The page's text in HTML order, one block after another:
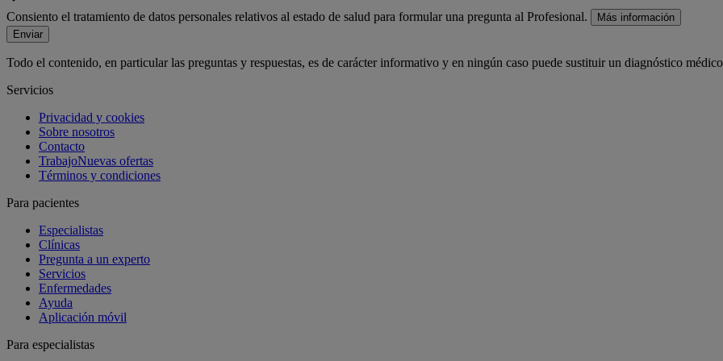
Consiento el tratamiento de datos personales relativos al estado de salud para formular una pregunta al Profesional.
Más información
Enviar
Todo el contenido, en particular las preguntas y respuestas, es de carácter informativo y en ningún caso puede sustituir un diagnóstico
Servicios
Privacidad y cookies
Sobre nosotros
Contacto
TrabajoNuevas ofertas
Términos y condiciones
Para pacientes
Especialistas
Clínicas
Pregunta a un experto
Servicios
Enfermedades
Ayuda
Aplicación móvil
Para especialistas